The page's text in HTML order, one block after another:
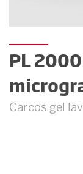
PL
Carcos gel